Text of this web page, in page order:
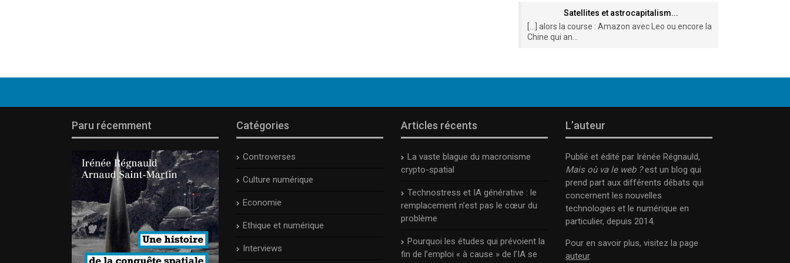
Satellites et astrocapitalism...
[…] alors la course : Amazon avec Leo ou encore la
Chine qui an...
Paru récemment Catégories
Controverses
Culture numérique
Economie
Ethique et numérique
Interviews
Articles récents
La vaste blague du macronisme
crypto-spatial
Technostress et IA générative : le
remplacement n’est pas le cœur du
problème
Pourquoi les études qui prévoient la
fin de l’emploi « à cause » de l’IA se
L’auteur
Publié et édité par Irénée Régnauld,
Mais où va le web ?est un blog qui
prend part aux différents débats qui
concernent les nouvelles
technologies et le numérique en
particulier, depuis 2014.
Pour en savoir plus, visitez la page
auteur.